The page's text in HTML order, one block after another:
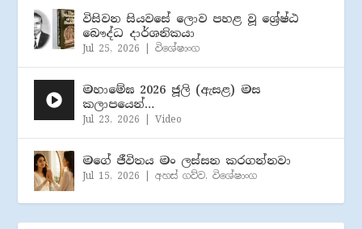
විසිවන සියවසේ ලොව පහළ වූ ශ්‍රේෂ්ඨ
බෞද්ධ දාර්ශනිකයා
Jul 25, 2026 |විශේෂාංග
මහාමේඝ 2026 ජූලි (​ඇසළ) මස
කලාපයෙන්…
Jul 23, 2026 |Video
මගේ ජීවිතය මං ලස්සන කරගන්නවා
Jul 15, 2026 |අහස් ගව්ව,විශේෂාංග